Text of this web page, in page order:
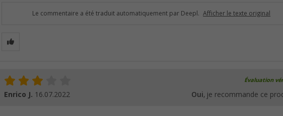
Le commentaire a été traduit automatiquement par Deepl. Afficher le texte original
Évaluation
Enrico J. 16.07.2022 Oui, je recommande ce